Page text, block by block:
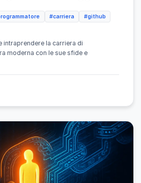
#carriera
#github
intraprendere la carriera di
moderna con le sue sfide e